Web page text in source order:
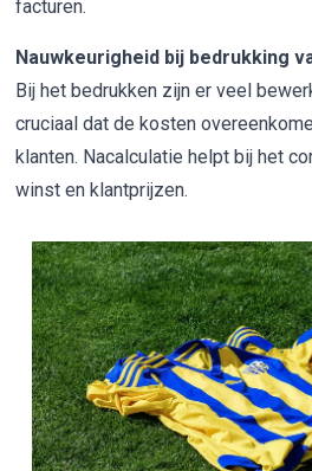
facturen.
Nauwkeurigheid bij bedrukking
Bij het bedrukken zijn er veel
cruciaal dat de kosten
klanten. Nacalculatie helpt bij het
winst en klantprijzen.